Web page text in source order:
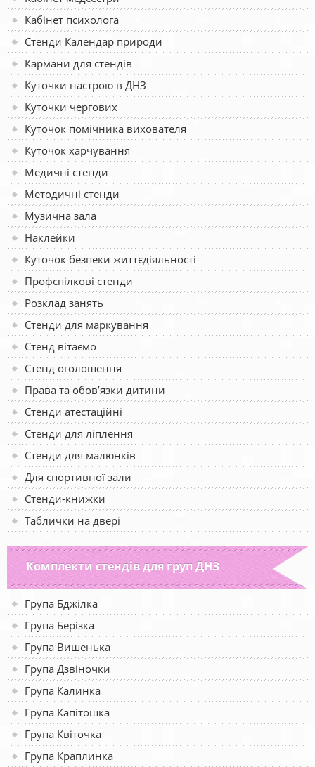
Кабінет психолога
Стенди Календар природи
Кармани для стендів
Куточки настрою в ДНЗ
Куточки чергових
Куточок помічника вихователя
Куточок харчування
Медичні стенди
Методичні стенди
Музична зала
Наклейки
Куточок безпеки життєдіяльності
Профспілкові стенди
Розклад занять
Стенди для маркування
Стенд вітаємо
Стенд оголошення
Права та обов’язки дитини
Стенди атестаційні
Стенди для ліплення
Стенди для малюнків
Для спортивної зали
Стенди-книжки
Таблички на двері
Комплекти стендів для груп ДНЗ
Група Бджілка
Група Берізка
Група Вишенька
Група Дзвіночки
Група Калинка
Група Капітошка
Група Квіточка
Група Краплинка